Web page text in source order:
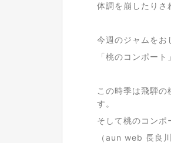
体調を崩したりさ
今週のジャムをお
「桃のコンポー
この時季は飛騨
す。
そして桃のコンポ
（aun web 長良